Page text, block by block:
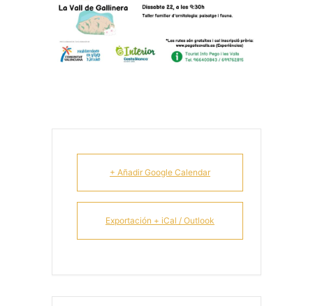
+ Añadir Google Calendar
Exportación + iCal / Outlook